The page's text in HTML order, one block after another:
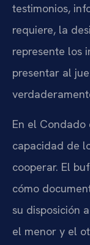
testimonios,
requiere, la
represente los
presentar al
En el
capacidad de
cooperar. El
cómo
su disposición
el menor y el